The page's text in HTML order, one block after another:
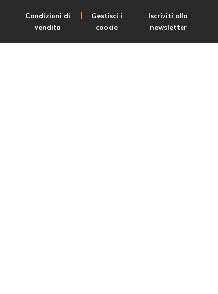
Condizioni di
vendita
Gestisci i
cookie
Iscriviti alla
newsletter